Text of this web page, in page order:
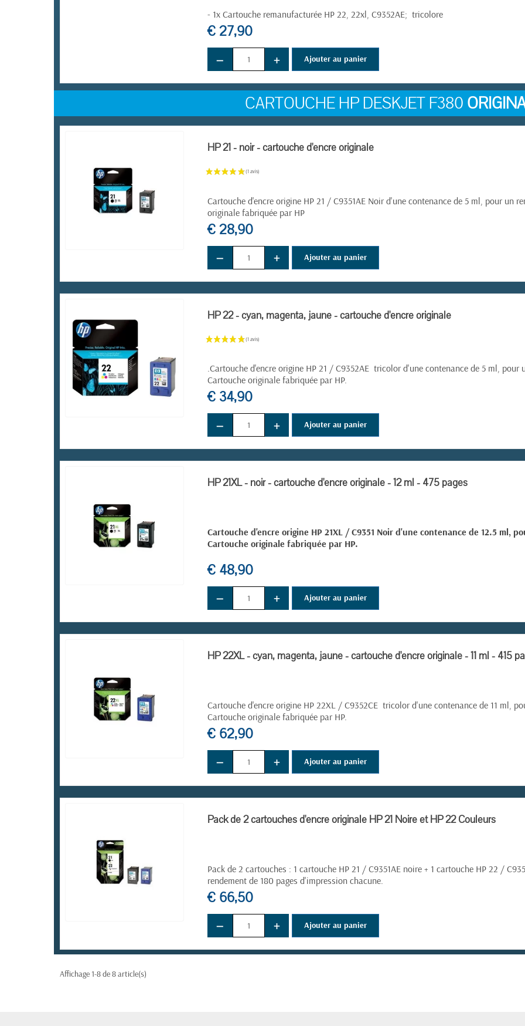
- 1x Cartouche remanufacturée HP 22, 22xl, C9352AE; tricolore
€ 27,90
− + Ajouter au panier
CARTOUCHE HP DESKJET F380
HP 21 - noir - cartouche d'encre originale
Cartouche d'encre origine HP 21 / C9351AE Noir d'une contenance de 5 ml, pour un
originale fabriquée par HP
€ 28,90
− + Ajouter au panier
HP 22 - cyan, magenta, jaune - cartouche d'encre originale
.Cartouche d'encre origine HP 21 / C9352AE tricolor d'une contenance de 5 ml, pour
Cartouche originale fabriquée par HP.
€ 34,90
− + Ajouter au panier
HP 21XL - noir - cartouche d'encre originale - 12 ml - 475 pages
Cartouche d'encre origine HP 21XL / C9351 Noir d'une contenance de 12.5 ml,
Cartouche originale fabriquée par HP.
€ 48,90
− + Ajouter au panier
HP 22XL - cyan, magenta, jaune - cartouche d'encre originale - 11 ml - 415
Cartouche d'encre origine HP 22XL / C9352CE tricolor d'une contenance de 11 ml,
Cartouche originale fabriquée par HP.
€ 62,90
− + Ajouter au panier
Pack de 2 cartouches d'encre originale HP 21 Noire et HP 22 Couleurs
Pack de 2 cartouches : 1 cartouche HP 21 / C9351AE noire + 1 cartouche HP 22 /
rendement de 180 pages d'impression chacune.
€ 66,50
− + Ajouter au panier
Affichage 1-8 de 8 article(s)